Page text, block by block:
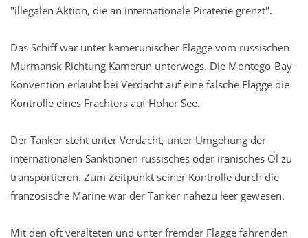
"illegalen Aktion, die an internationale Piraterie grenzt".
Das Schiff war unter kamerunischer Flagge vom russischen
Murmansk Richtung Kamerun unterwegs. Die Montego-Bay-
Konvention erlaubt bei Verdacht auf eine falsche Flagge die
Kontrolle eines Frachters auf Hoher See.
Der Tanker steht unter Verdacht, unter Umgehung der
internationalen Sanktionen russisches oder iranisches Öl zu
transportieren. Zum Zeitpunkt seiner Kontrolle durch die
französische Marine war der Tanker nahezu leer gewesen.
Mit den oft veralteten und unter fremder Flagge fahrenden